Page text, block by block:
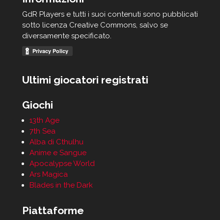
GdR Players e tutti i suoi contenuti sono pubblicati
sotto licenza Creative Commons, salvo se
diversamente specificato.
Ultimi giocatori registrati
Giochi
13th Age
7th Sea
Alba di Cthulhu
Anime e Sangue
Apocalypse World
Ars Magica
Blades in the Dark
Piattaforme